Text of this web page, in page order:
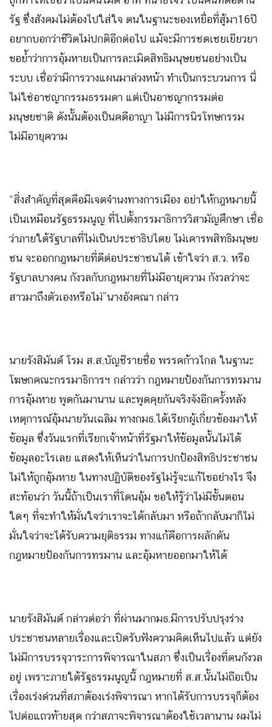
รัฐ ซึ่งสังคมไม่ต้องไปใส่ใจ ตนในฐานะของเหยื่อที่สู้มา16ปี
อยากบอกว่าชีวิตไม่ปกติอีกต่อไป แม้จะมีการชดเชยเยียวยา
ขอย้ำว่าการอุ้มหายเป็นการละเมิดสิทธิมนุษยชนอย่างเป็น
ระบบ เชื่อว่ามีการวางแผนมาล่วงหน้า ทำเป็นกระบวนการ นี่
ไม่ใช่อาชญากรรมธรรมดา แต่เป็นอาชญากรรมต่อ
มนุษยชาติ ดังนั้นต้องเป็นคดีอาญา ไม่มีการนิรโทษกรรม
ไม่มีอายุความ
“สิ่งสำคัญที่สุดคือมีเจตจำนงทางการเมือง อย่าให้กฎหมายนี้
เป็นเหมือนรัฐธรรมนูญ ที่ไปตั้งกรรมาธิการวิสามัญศึกษา เชื่อ
ว่าภายใต้รัฐบาลที่ไม่เป็นประชาธิปไตย ไม่เคารพสิทธิมนุษย
ชน จะออกกฎหมายที่ดีต่อประชาชนได้ เข้าใจว่า ส.ว. หรือ
รัฐบาลบางคน กังวลกับกฎหมายที่ไม่มีอายุความ กังวลว่าจะ
สาวมาถึงตัวเองหรือไม่”นางอังคณา กล่าว
นายรังสิมันต์ โรม ส.ส.บัญชีรายชื่อ พรรคก้าวไกล ในฐานะ
โฆษกคณะกรรมาธิการฯ กล่าวว่า กฎหมายป้องกันการทรมาน
การอุ้มหาย พูดกันมานาน และพูดคุยกันจริงจังอีกครั้งหลัง
เหตุการณ์อุ้มนายวันเฉลิม ทางกมธ.ได้เรียกผู้เกี่ยวข้องมาให้
ข้อมูล ซึ่งวันแรกที่เรียกเจ้าหน้าที่รัฐมาให้ข้อมูลนั้นไม่ได้
ข้อมูลอะไรเลย แสดงให้เห็นว่าในการปกป้องสิทธิประชาชน
ไม่ให้ถูกอุ้มหาย ในทางปฏิบัติของรัฐไม่รู้จะแก้ไขอย่างไร จึง
สะท้อนว่า วันนี้ถ้าเป็นเราที่โดนอุ้ม ขอให้รู้ว่าไม่มีขั้นตอน
ใดๆ ที่จะทำให้มั่นใจว่าเราจะได้กลับมา หรือถ้ากลับมาก็ไม่
มั่นใจว่าจะได้รับความยุติธรรม ทางแก้คือการผลักดัน
กฎหมายป้องกันการทรมาน และอุ้มหายออกมาให้ได้
นายรังสิมันต์ กล่าวต่อว่า ที่ผ่านมากมธ.มีการปรับปรุงร่าง
ประชาชนหลายเรื่องและเปิดรับฟังความคิดเห็นไปแล้ว แต่ยัง
ไม่มีการบรรจุวาระการพิจารณาในสภา ซึ่งเป็นเรื่องที่ตนกังวล
อยู่ เพราะภายใต้รัฐธรรมนูญนี้ กฎหมายที่ ส.ส.นั้นไม่ถือเป็น
เรื่องเร่งด่วนที่สภาต้องเร่งพิจารณา หากได้รับการบรรจุก็ต้อง
ไปต่อแถวท้ายสุด กว่าสภาจะพิจารณาต้องใช้เวลานาน ผมไม่